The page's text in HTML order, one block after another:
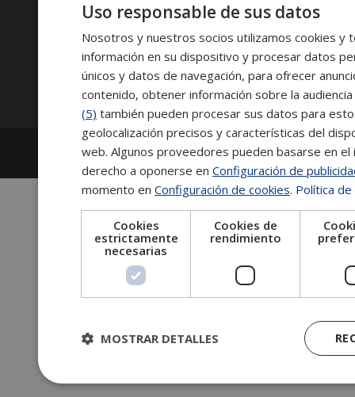
Contacto:
Síguenos:
2026
Escuela de Posgrado de Salamanca
Información legal
Tablón de anuncios
Uso responsable de sus datos
Nosotros y nuestros socios utilizamos cookies y
información en su dispositivo y procesar datos
únicos y datos de navegación, para ofrecer
contenido, obtener información sobre la
(5) también pueden procesar sus datos para
geolocalización precisos y características del
web. Algunos proveedores pueden basarse en
derecho a oponerse en Configuración de
momento en Configuración de cookies. Política
Cookies
estrictamente
necesarias
Cookies de
rendimiento
MOSTRAR DETALLES